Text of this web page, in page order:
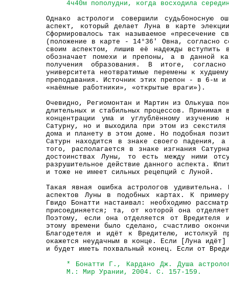
4ч40м пополудни, когда восходила
Однако астрологи совершили судьбоносную
аспект, который делает Луна в карте
Сформировалось так называемое «пресечение
(положение в карте - 14°36' Овна, согласно
своим аспектом, лишив её надежды вступить
обозначает помехи и препоны, а в данной
получения образования. В итоге,
университета неотвратимые перемены к
преподавания. Источник этих препон - в 6-м
«наёмные работники», «открытые враги»).
Очевидно, Региомонтан и Мартин из Олькуша
длительных и стабильных процессов.
концентрации ума и углублённому
Сатурну, но и выходила при этом из
дома и планету в этом доме. Но подобная
Сатурн находится в знаке своего падения,
того, располагается в знаке изгнания
достоинствах Луны, то есть между ними
разрушительное действие данного аспекта.
и тоже не имеет сильных рецепций с Луной.
Такая явная ошибка астрологов
аспектов Луны в подобных картах. К
Гвидо Бонатти настаивал: необходимо
присоединяется; та, от которой она
Поэтому, если она отделяется от
этому времени было сделано, счастливо
Благодетеля и идёт к Вредителю, истолкуй
окажется неудачным в конце. Если [Луна
и будет иметь похвальный конец. Если от
* Бонатти Г., Кардано Дж. Душа
М.: Мир Урании, 2004. С. 157-159.